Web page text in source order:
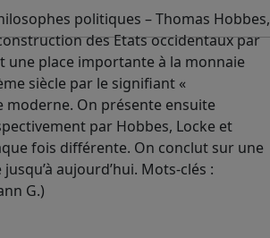
politiques – Thomas Hobbes,
des Etats occidentaux par
une place importante à la monnaie
siècle par le signifiant «
On présente ensuite
par Hobbes, Locke et
fois différente. On conclut sur une
aujourd’hui. Mots-clés :
G.)